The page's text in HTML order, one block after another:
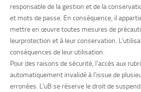
responsable de la gestion et de la
et mots de passe. En conséquence, il
mettre en œuvre toutes mesures de
leurprotection et à leur conservation.
conséquences de leur utilisation.
Pour des raisons de sécurité, l’accès aux
automatiquement invalidé à l’issue de
erronées. L’uB se réserve le droit de